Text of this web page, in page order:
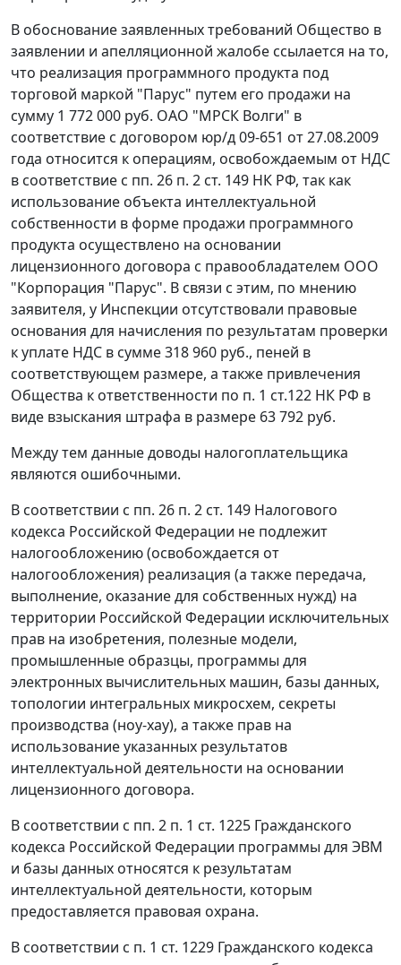
В обоснование заявленных требований Общество в
заявлении и апелляционной жалобе ссылается на то,
что реализация программного продукта под
торговой маркой "Парус" путем его продажи на
сумму 1 772 000 руб. ОАО "МРСК Волги" в
соответствие с договором юр/д 09-651 от 27.08.2009
года относится к операциям, освобождаемым от НДС
в соответствие с пп. 26 п. 2 ст. 149 НК РФ, так как
использование объекта интеллектуальной
собственности в форме продажи программного
продукта осуществлено на основании
лицензионного договора с правообладателем ООО
"Корпорация "Парус". В связи с этим, по мнению
заявителя, у Инспекции отсутствовали правовые
основания для начисления по результатам проверки
к уплате НДС в сумме 318 960 руб., пеней в
соответствующем размере, а также привлечения
Общества к ответственности по п. 1 ст.122 НК РФ в
виде взыскания штрафа в размере 63 792 руб.
Между тем данные доводы налогоплательщика
являются ошибочными.
В соответствии с пп. 26 п. 2 ст. 149 Налогового
кодекса Российской Федерации не подлежит
налогообложению (освобождается от
налогообложения) реализация (а также передача,
выполнение, оказание для собственных нужд) на
территории Российской Федерации исключительных
прав на изобретения, полезные модели,
промышленные образцы, программы для
электронных вычислительных машин, базы данных,
топологии интегральных микросхем, секреты
производства (ноу-хау), а также прав на
использование указанных результатов
интеллектуальной деятельности на основании
лицензионного договора.
В соответствии с пп. 2 п. 1 ст. 1225 Гражданского
кодекса Российской Федерации программы для ЭВМ
и базы данных относятся к результатам
интеллектуальной деятельности, которым
предоставляется правовая охрана.
В соответствии с п. 1 ст. 1229 Гражданского кодекса